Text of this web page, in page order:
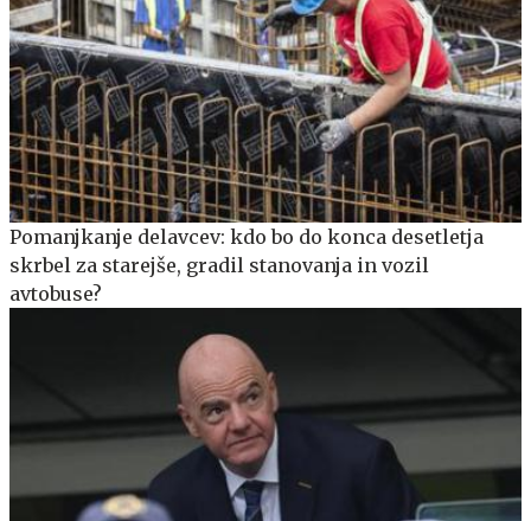
Pomanjkanje delavcev: kdo bo do konca desetletja
skrbel za starejše, gradil stanovanja in vozil
avtobuse?